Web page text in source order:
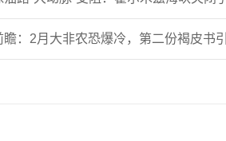
瞻：2月大非农恐爆冷，第二份褐皮书